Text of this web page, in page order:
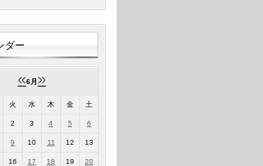
ダー
«6月 »
火 水 木 金 土
2 3 4 5 6
9 10 11 12 13
16 17 18 19 20